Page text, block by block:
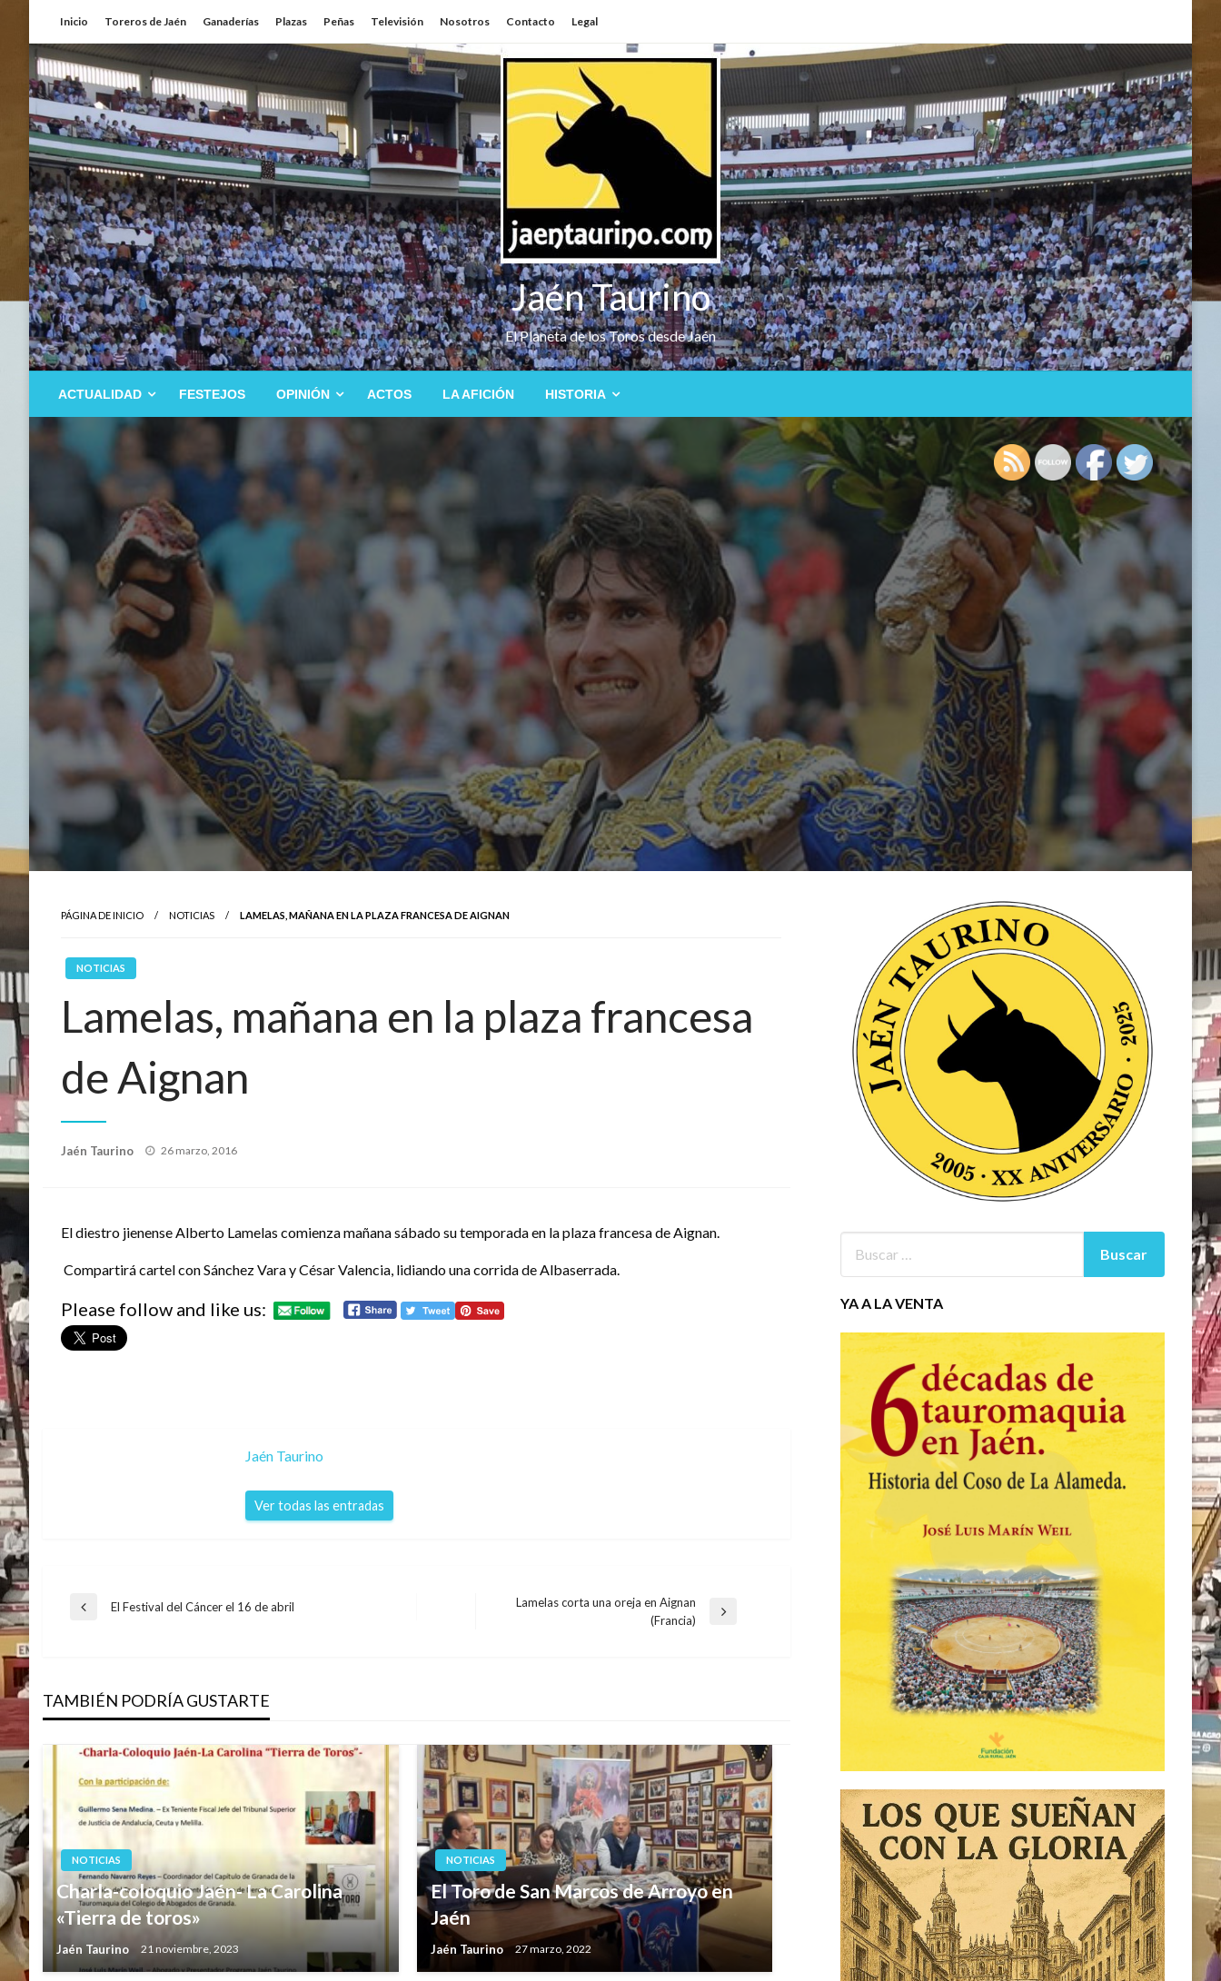
contenido
Inicio Toreros de Jaén Ganaderías Plazas Peñas Televisión Nosotros Contacto Legal
Jaén Taurino
El Planeta de los Toros desde Jaén
ACTUALIDAD FESTEJOS OPINIÓN ACTOS LA AFICIÓN HISTORIA
PÁGINA DE INICIO NOTICIAS LAMELAS, MAÑANA EN LA PLAZA FRANCESA DE AIGNAN
NOTICIAS
Lamelas, mañana en la plaza francesa
de Aignan
Jaén Taurino
Publicado
26 marzo, 2016
El diestro jienense Alberto Lamelas comienza mañana sábado su temporada en la plaza francesa de Aignan.
Compartirá cartel con Sánchez Vara y César Valencia, lidiando una corrida de Albaserrada.
Please follow and like us:
Jaén Taurino
Ver todas las entradas
Navegación
entradas
Entrada
El Festival del Cáncer el 16 de abril
Lamelas corta una oreja en Aignan
(Francia)
TAMBIÉN PODRÍA GUSTARTE
NOTICIAS
Charla-coloquio Jaén- La Carolina
«Tierra de toros»
Jaén Taurino 21 noviembre, 2023
NOTICIAS
El Toro de San Marcos de Arroyo en
Jaén
Jaén Taurino 27 marzo, 2022
YA A LA VENTA